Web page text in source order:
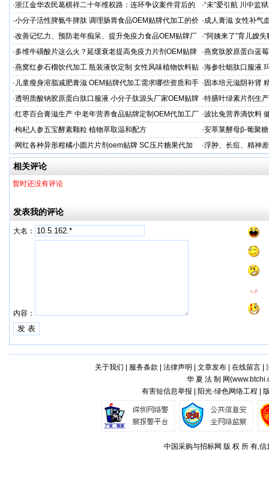
·浙江金华农民葛棋祥二十年维权路：连环争议案件背后的
基层治理困局
·“未”爱引航 川中监
·同心促新生”主题帮
·小分子活性脾氨牛脾肽 调理肠胃食品OEM贴牌代加工的价
格
·成人膏滋 女性补气
·改善记忆力、预防老年痴呆、提升免疫力食品OEM贴牌厂
家
·“阿姨来了”育儿嫂
困难
·多维牛磺酸片这么火？延缓衰老提高免疫力片剂OEM贴牌
服务商
·燕窝肽胶原蛋白蓝
·燕窝红参石榴饮代加工 瓶装液饮定制 女性风味植物饮料贴
牌
·海参牡蛎肽口服液
· 儿童瘦身溶脂减肥膏滋 OEM贴牌代加工需求哪些资质和手
续
· 固本培元滋阴补肾
·透明质酸钠胶原蛋白肽口服液 小分子肽源头厂家OEM贴牌
代加工
·特膳叶绿素片剂生
·红枣百合膏滋生产 中老年营养食品贴牌定制OEM代加工厂
家
·波比兔营养滴饮料
·枸杞人参五宝酵素颗粒 植物萃取温和配方 ·安萃莱酵母β-葡聚
· 网红各种异形柑橘小圆片片剂oem贴牌 SC压片糖果代加
工厂
·浮肿、长痘、精神
加工
相关评论
暂时还没有评论
发表我的评论
大名：
内容：
关于我们 服务条款 法律声明 文章发布| 在线留言|
华 夏 法 制 网(
有害短信息举报 | 阳光·绿色网络工程 |
中国采购与招标网 版 权 所 有,